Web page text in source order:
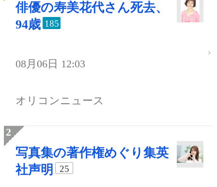
俳優の寿美花代さん死去、
94歳 185
08月06日 12:03
オリコンニュース
写真集の著作権めぐり集英
社声明
25